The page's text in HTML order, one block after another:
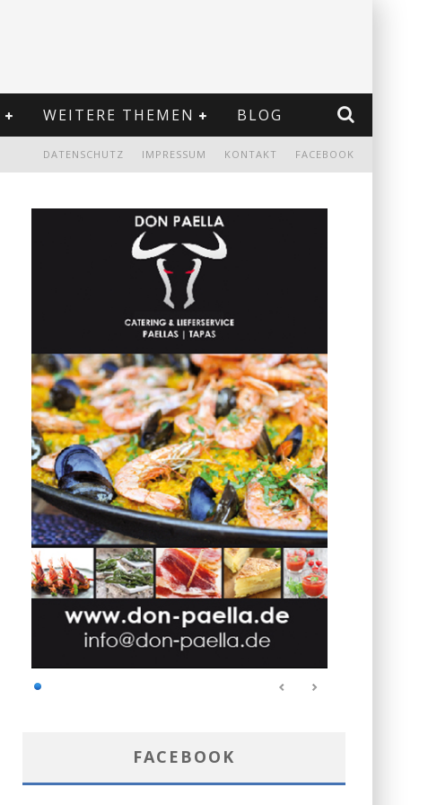
WEITERE THEMEN BLOG
FACEBOOK
KONTAKT
IMPRESSUM
DATENSCHUTZ
FACEBOOK